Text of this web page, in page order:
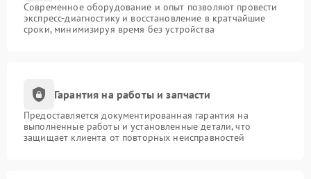
Современное оборудование и опыт позволяют провести
экспресс-диагностику и восстановление в кратчайшие
сроки, минимизируя время без устройства
Гарантия на работы и запчасти
Предоставляется документированная гарантия на
выполненные работы и установленные детали, что
защищает клиента от повторных неисправностей